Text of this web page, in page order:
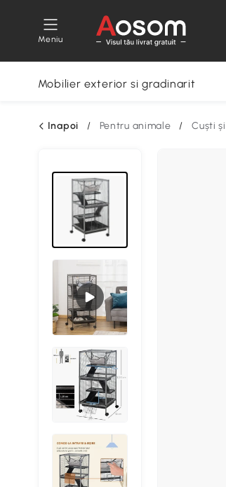
Meniu
Mobilier exterior si gradinarit
Inapoi / Pentru animale / Cuști